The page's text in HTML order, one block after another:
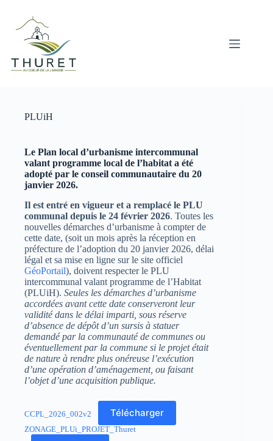
contenu
PLUiH
Le Plan local d’urbanisme intercommunal
valant programme local de l’habitat a été
adopté par le conseil communautaire du 20
janvier 2026.
Il est entré en vigueur et a remplacé le PLU
communal depuis le 24 février 2026. Toutes les
nouvelles démarches d’urbanisme à compter de
cette date, (soit un mois après la réception en
préfecture de l’adoption du 20 janvier 2026, délai
légal et sa mise en ligne sur le site officiel
GéoPortail), doivent respecter le PLU
intercommunal valant programme de l’Habitat
(PLUiH). Seules les démarches d’urbanisme
accordées avant cette date conserveront leur
validité dans le délai imparti, sous réserve
d’absence de dépôt d’un sursis à statuer
demandé par la communauté de communes ou
éventuellement par la commune si le projet était
de nature à rendre plus onéreuse l’exécution
d’une opération d’aménagement, ou faisant
l’objet d’une acquisition publique.
CCPL_2026_002v2 Télécharger
ZONAGE_PLUi_PROJET_Thuret